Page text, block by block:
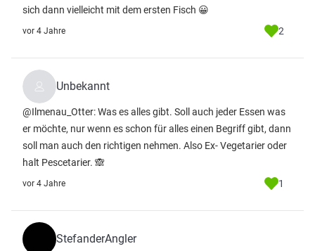
sich dann vielleicht mit dem ersten Fisch 😀
vor 4 Jahre 2
Unbekannt
@Ilmenau_Otter: Was es alles gibt. Soll auch jeder Essen was
er möchte, nur wenn es schon für alles einen Begriff gibt, dann
soll man auch den richtigen nehmen. Also Ex- Vegetarier oder
halt Pescetarier. 🙈
vor 4 Jahre 1
StefanderAngler